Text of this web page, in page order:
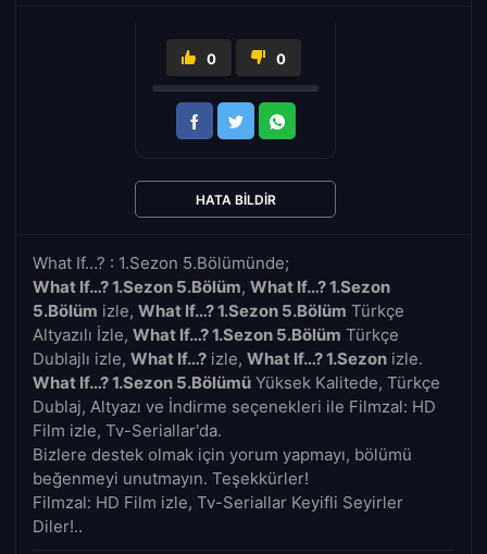
What If…? : 1.Sezon 5.Bölümünde;
What If…? 1.Sezon 5.Bölüm, What If…? 1.Sezon
5.Bölüm izle, What If…? 1.Sezon 5.Bölüm Türkçe
Altyazılı İzle, What If…? 1.Sezon 5.Bölüm Türkçe
Dublajlı izle, What If…? izle, What If…? 1.Sezon izle.
What If…? 1.Sezon 5.Bölümü Yüksek Kalitede, Türkçe
Dublaj, Altyazı ve İndirme seçenekleri ile Filmzal: HD
Film izle, Tv-Seriallar'da.
Bizlere destek olmak için yorum yapmayı, bölümü
beğenmeyi unutmayın. Teşekkürler!
Filmzal: HD Film izle, Tv-Seriallar Keyifli Seyirler
Diler!..
0 0
HATA BILDIR